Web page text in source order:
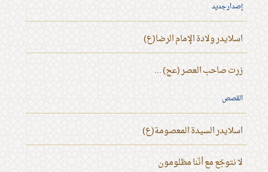
إصدار جديد
اسلايدر ولادة الإمام الرضا(ع)
زرت صاحب العصر (عج) ...
القصص
اسلايدر السيدة المعصومة(ع)
لا نتوجّع مع أنّنا مظلومون